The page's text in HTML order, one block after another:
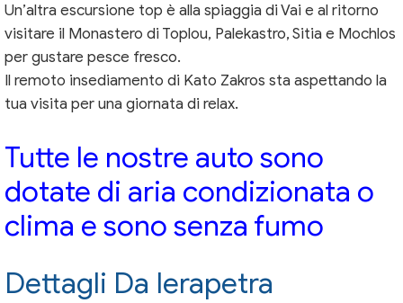
Un’altra escursione top è alla spiaggia di Vai e al ritorno
visitare il Monastero di Toplou, Palekastro, Sitia e Mochlos
per gustare pesce fresco.
Il remoto insediamento di Kato Zakros sta aspettando la
tua visita per una giornata di relax.
Tutte le nostre auto sono
dotate di aria condizionata o
clima e sono senza fumo
Dettagli Da Ierapetra